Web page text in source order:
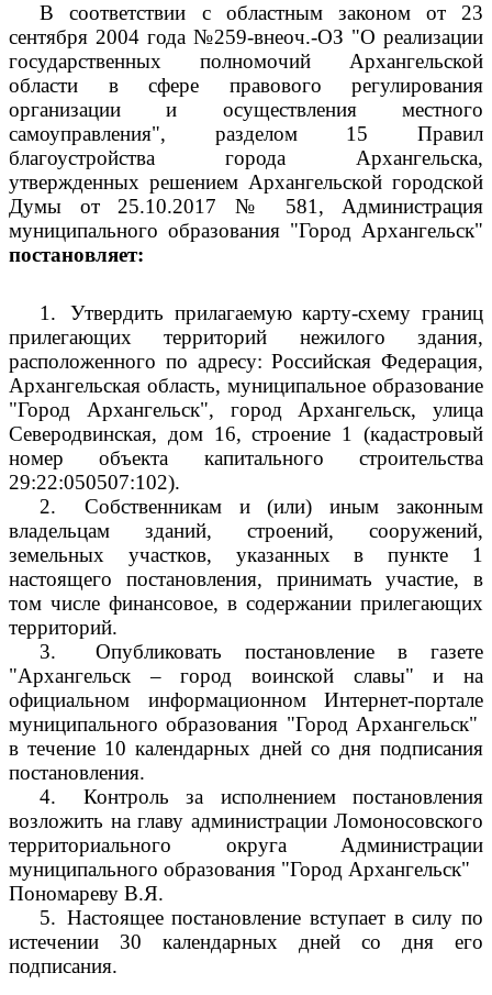
В соответствии с областным законом от 23
сентября 2004 года №259-внеоч.-ОЗ "О реализации
государственных полномочий Архангельской
области в сфере правового регулирования
организации и осуществления местного
самоуправления", разделом 15 Правил
благоустройства города Архангельска,
утвержденных решением Архангельской городской
Думы от 25.10.2017 № 581, Администрация
муниципального образования "Город Архангельск"
постановляет:
1.
Утвердить прилагаемую карту-схему границ
прилегающих территорий нежилого здания,
расположенного по адресу: Российская Федерация,
Архангельская область, муниципальное образование
"Город Архангельск", город Архангельск, улица
Северодвинская, дом 16, строение 1 (кадастровый
номер объекта капитального строительства
29:22:050507:102).
2.
Собственникам и (или) иным законным
владельцам зданий, строений, сооружений,
земельных участков, указанных в пункте 1
настоящего постановления, принимать участие, в
том числе финансовое, в содержании прилегающих
территорий.
3.
Опубликовать постановление в газете
"Архангельск – город воинской славы" и на
официальном информационном Интернет-портале
муниципального образования "Город Архангельск"
в течение 10 календарных дней со дня подписания
постановления.
4.
Контроль за исполнением постановления
возложить на главу администрации Ломоносовского
территориального округа Администрации
муниципального образования "Город Архангельск"
Пономареву В.Я.
5. Настоящее постановление вступает в силу по
истечении 30 календарных дней со дня его
подписания.